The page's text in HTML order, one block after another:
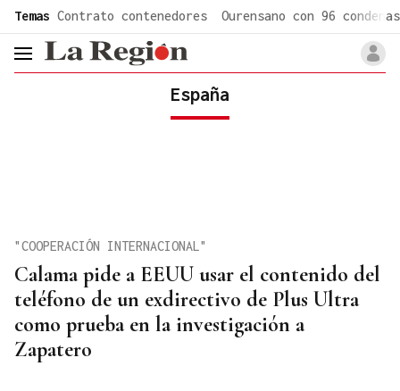
Temas Contrato contenedores Ourensano con 96 condenas
header.menu.open
España
Calama pide a EEUU usar el contenido del
teléfono de un exdirectivo de Plus Ultra
como prueba en la investigación a
Zapatero
"COOPERACIÓN INTERNACIONAL"